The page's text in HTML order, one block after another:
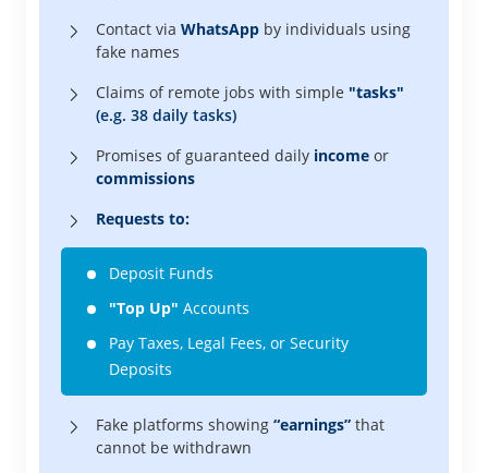
Contact via WhatsApp by individuals using
fake names
Claims of remote jobs with simple "tasks"
(e.g. 38 daily tasks)
Promises of guaranteed daily income or
commissions
Requests to:
Deposit Funds
"Top Up" Accounts
Pay Taxes, Legal Fees, or Security
Deposits
Fake platforms showing “earnings” that
cannot be withdrawn